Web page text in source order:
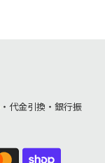
・代金引換・銀行振